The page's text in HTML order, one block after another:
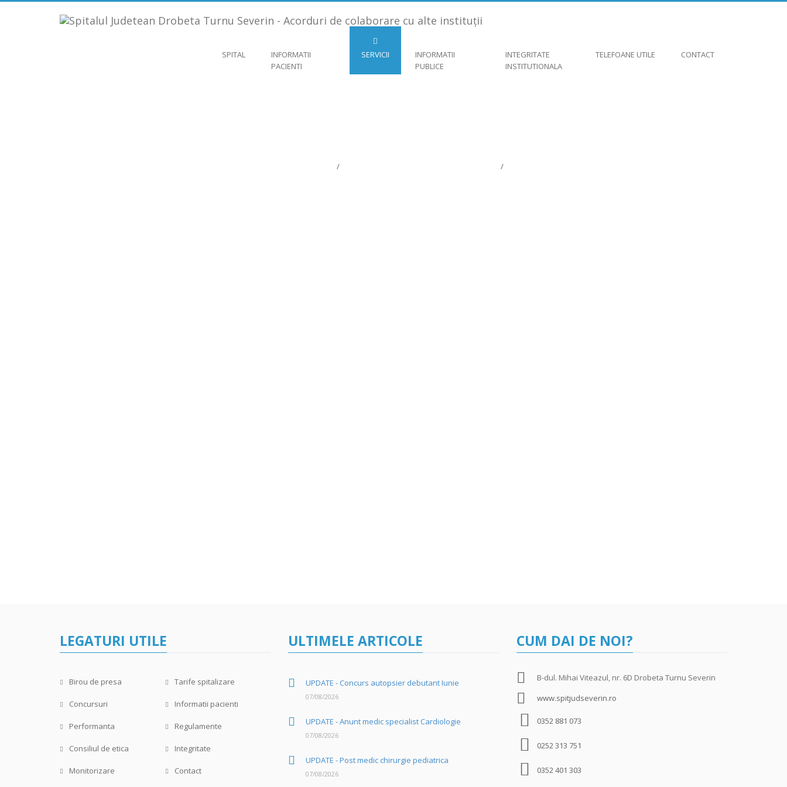
SPITAL
INFORMATII
PACIENTI
SERVICII
INFORMATII
PUBLICE
INTEGRITATE
INSTITUTIONALA
TELEFOANE UTILE CONTACT
/ /
LEGATURI UTILE
Birou de presa Tarife spitalizare
Concursuri Informatii pacienti
Performanta Regulamente
Consiliul de etica Integritate
Monitorizare Contact
ULTIMELE ARTICOLE
UPDATE - Concurs autopsier debutant Iunie
07/08/2026
UPDATE - Anunt medic specialist Cardiologie
07/08/2026
UPDATE - Post medic chirurgie pediatrica
07/08/2026
CUM DAI DE NOI?
B-dul. Mihai Viteazul, nr. 6D Drobeta Turnu Severin
www.spitjudseverin.ro
0352 881 073
0252 313 751
0352 401 303